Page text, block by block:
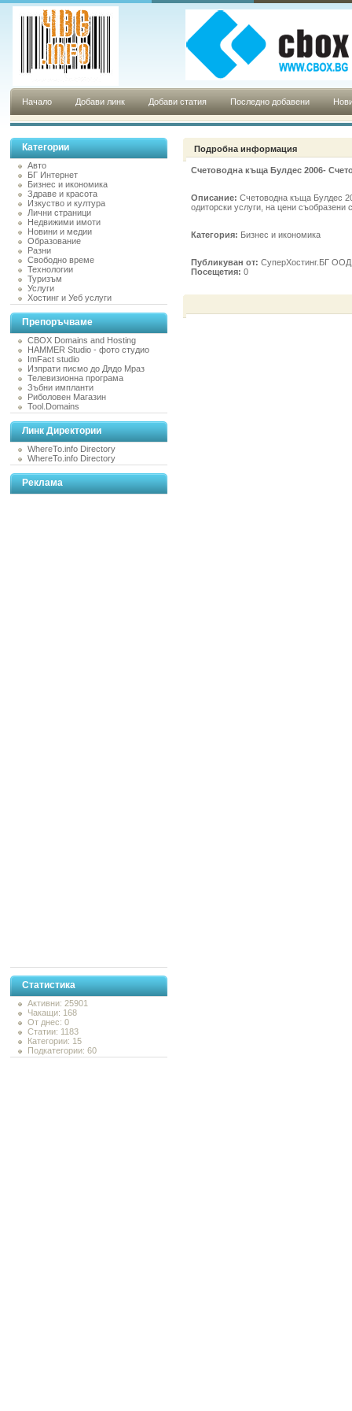
Начало Добави линк Добави статия Последно добавени
Категории
Авто
БГ Интернет
Бизнес и икономика
Здраве и красота
Изкуство и култура
Лични страници
Недвижими имоти
Новини и медии
Образование
Разни
Свободно време
Технологии
Туризъм
Услуги
Хостинг и Уеб услуги
Препоръчваме
CBOX Domains and Hosting
HAMMER Studio - фото студио
ImFact studio
Изпрати писмо до Дядо Мраз
Телевизионна програма
Зъбни импланти
Риболовен Магазин
Tool.Domains
Линк Директории
WhereTo.info Directory
WhereTo.info Directory
Реклама
Статистика
Активни: 25901
Чакащи: 168
От днес: 0
Статии: 1183
Категории: 15
Подкатегории: 60
Подробна информация
Счетоводна къща Булдес 2006-
Описание: Счетоводна къща Булдес
одиторски услуги, на цени съобразени
Категория: Бизнес и икономика
Публикуван от: СуперХостинг.БГ ООД
Посещетия: 0